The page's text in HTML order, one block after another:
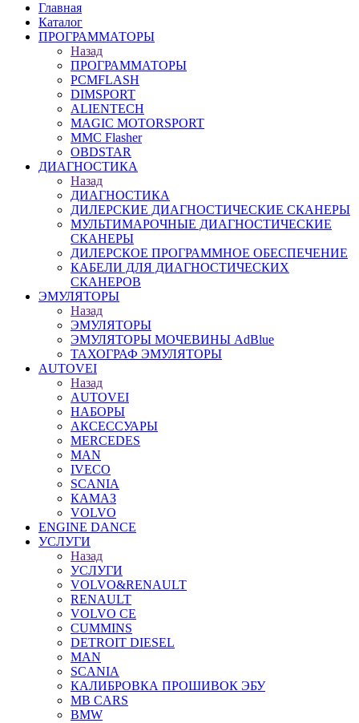
Главная
Каталог
ПРОГРАММАТОРЫ
Назад
ПРОГРАММАТОРЫ
PCMFLASH
DIMSPORT
ALIENTECH
MAGIC MOTORSPORT
MMC Flasher
OBDSTAR
ДИАГНОСТИКА
Назад
ДИАГНОСТИКА
ДИЛЕРСКИЕ ДИАГНОСТИЧЕСКИЕ СКАНЕРЫ
МУЛЬТИМАРОЧНЫЕ ДИАГНОСТИЧЕСКИЕ
СКАНЕРЫ
ДИЛЕРСКОЕ ПРОГРАММНОЕ ОБЕСПЕЧЕНИЕ
КАБЕЛИ ДЛЯ ДИАГНОСТИЧЕСКИХ
СКАНЕРОВ
ЭМУЛЯТОРЫ
Назад
ЭМУЛЯТОРЫ
ЭМУЛЯТОРЫ МОЧЕВИНЫ АdBlue
ТАХОГРАФ ЭМУЛЯТОРЫ
AUTOVEI
Назад
AUTOVEI
НАБОРЫ
АКСЕССУАРЫ
MERCEDES
MAN
IVECO
SCANIA
КАМАЗ
VOLVO
ENGINE DANCE
УСЛУГИ
Назад
УСЛУГИ
VOLVO&RENAULT
RENAULT
VOLVO CE
CUMMINS
DETROIT DIESEL
MAN
SCANIA
КАЛИБРОВКА ПРОШИВОК ЭБУ
MB CARS
BMW